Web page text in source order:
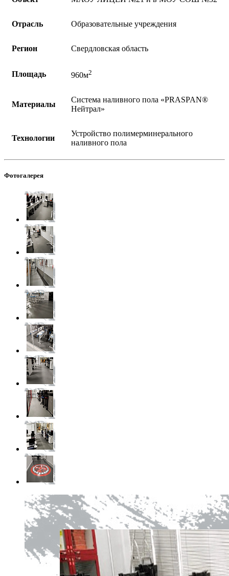
Отрасль Образовательные учреждения
Регион Свердловская область
Площадь 960м2
Материалы
Система наливного пола «PRASPAN®
Нейтрал»
Технологии
Устройство полимерминерального
наливного пола
Фотогалерея